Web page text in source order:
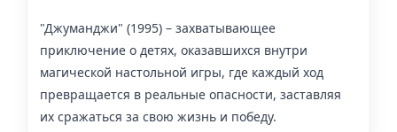
"Джуманджи" (1995) – захватывающее
приключение о детях, оказавшихся внутри
магической настольной игры, где каждый ход
превращается в реальные опасности, заставляя
их сражаться за свою жизнь и победу.